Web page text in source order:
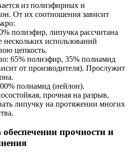
из полиэфирных и
От их соотношения зависит
полиэфир, липучка рассчитана
нескольких использований
цепкость.
65% полиэфир, 35% полиамид
от производителя). Прослужит
полиамид (нейлон).
прочная на разрыв,
липучку на протяжении многих
прочности и